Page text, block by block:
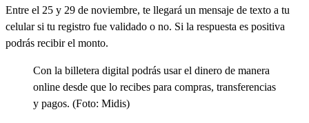
Entre el 25 y 29 de noviembre, te llegará un mensaje de texto a tu
celular si tu registro fue validado o no. Si la respuesta es positiva
podrás recibir el monto.
Con la billetera digital podrás usar el dinero de manera
online desde que lo recibes para compras, transferencias
y pagos. (Foto: Midis)